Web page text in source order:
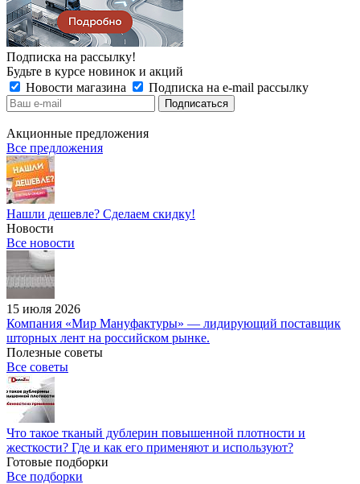
Подписка на рассылку!
Будьте в курсе новинок и акций
Новости магазина
Подписка на e-mail рассылку
Акционные предложения
Все предложения
Нашли дешевле? Сделаем скидку!
Новости
Все новости
15 июля 2026
Компания «Мир Мануфактуры» — лидирующий поставщик
шторных лент на российском рынке.
Полезные советы
Все советы
Что такое тканый дублерин повышенной плотности и
жесткости? Где и как его применяют и используют?
Готовые подборки
Все подборки